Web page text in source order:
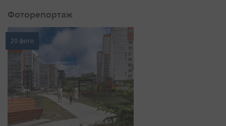
Фоторепортаж
20 фото